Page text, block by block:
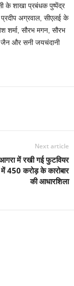
के शाखा प्रबंधक पुष्पेंद्र
प्रदीप अग्रवाल, सीएलई के
सौरभ मगन, सौरभ
जैन और सनी जयचंदानी
Next article
में रखी गई फुटवियर
450 करोड़ के कारोबार
की आधारशिला